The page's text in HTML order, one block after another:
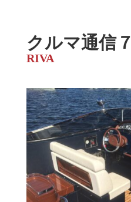
クルマ通信７
RIVA